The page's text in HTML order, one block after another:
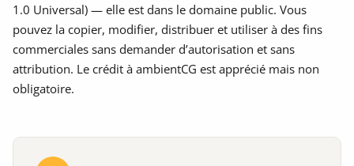
1.0 Universal) — elle est dans le domaine public. Vous
pouvez la copier, modifier, distribuer et utiliser à des fins
commerciales sans demander d’autorisation et sans
attribution. Le crédit à ambientCG est apprécié mais non
obligatoire.